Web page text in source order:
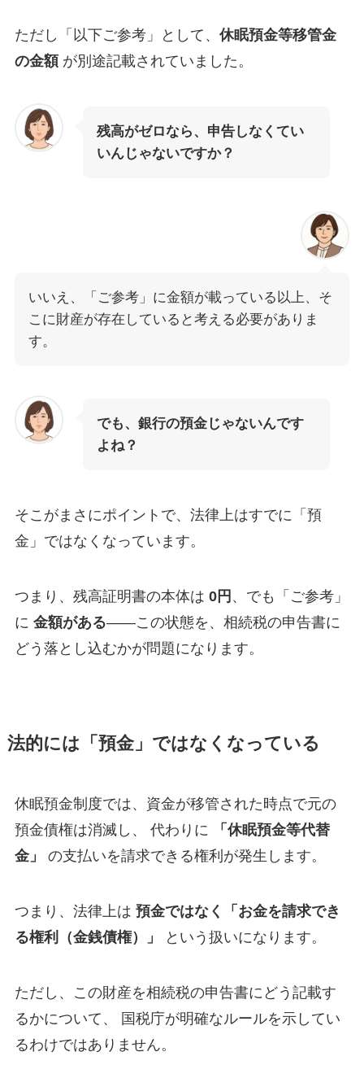
ただし「以下ご参考」として、 休眠預金等移管金
の金額が別途記載されていました。
残高がゼロなら、申告しなくてい
いんじゃないですか？
いいえ、「ご参考」に金額が載っている以上、そ
こに財産が存在していると考える必要がありま
す。
でも、銀行の預金じゃないんです
よね？
そこがまさにポイントで、法律上はすでに「預
金」ではなくなっています。
つまり、残高証明書の本体は 0円 、でも「ご参考」
に 金額がある——この状態を、相続税の申告書に
どう落とし込むかが問題になります。
法的には「預金」ではなくなっている
休眠預金制度では、資金が移管された時点で元の
預金債権は消滅し、 代わりに
「休眠預金等代替
金」
の支払いを請求できる権利が発生します。
つまり、法律上は 預金ではなく「お金を請求でき
る権利（金銭債権）」
という扱いになります。
ただし、この財産を相続税の申告書にどう記載す
るかについて、 国税庁が明確なルールを示してい
るわけではありません。